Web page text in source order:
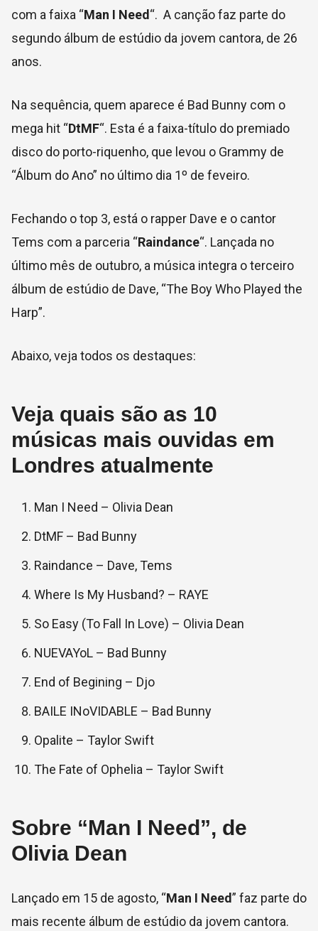
com a faixa “Man I Need “. A canção faz parte do
segundo álbum de estúdio da jovem cantora, de 26
anos.
Na sequência, quem aparece é Bad Bunny com o
mega hit “DtMF“. Esta é a faixa-título do premiado
disco do porto-riquenho, que levou o Grammy de
“Álbum do Ano” no último dia 1º de feveiro.
Fechando o top 3, está o rapper Dave e o cantor
Tems com a parceria “Raindance“. Lançada no
último mês de outubro, a música integra o terceiro
álbum de estúdio de Dave, “The Boy Who Played the
Harp”.
Abaixo, veja todos os destaques:
Veja quais são as 10
músicas mais ouvidas em
Londres atualmente
Man I Need – Olivia Dean
DtMF – Bad Bunny
Raindance – Dave, Tems
Where Is My Husband? – RAYE
So Easy (To Fall In Love) – Olivia Dean
NUEVAYoL – Bad Bunny
End of Begining – Djo
BAILE INoVIDABLE – Bad Bunny
Opalite – Taylor Swift
The Fate of Ophelia – Taylor Swift
Sobre “Man I Need”, de
Olivia Dean
Lançado em 15 de agosto, “Man I Need” faz parte do
mais recente álbum de estúdio da jovem cantora.